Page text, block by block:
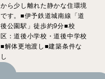
から少し離れた静かな住環境
です。■伊予鉄道城南線「道
後公園駅」徒歩約9分■校
区：道後小学校・道後中学校
■解体更地渡し■建築条件な
し